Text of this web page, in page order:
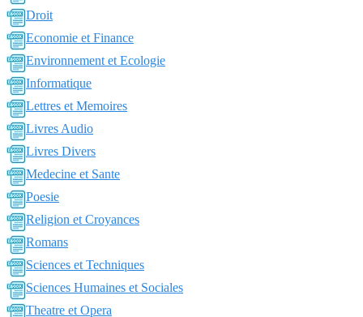
Droit
Economie et Finance
Environnement et Ecologie
Informatique
Lettres et Memoires
Livres Audio
Livres Divers
Medecine et Sante
Poesie
Religion et Croyances
Romans
Sciences et Techniques
Sciences Humaines et Sociales
Theatre et Opera